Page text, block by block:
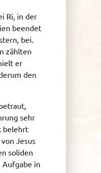
Ri, in der
beendet
bei.
zählten
er
den
sehr
belehrt
Jesus
soliden
Aufgabe in